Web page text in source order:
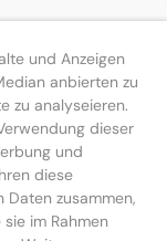
und Anzeigen
anbierten zu
zu analyseieren.
dieser
und
diese
zusammen,
im Rahmen